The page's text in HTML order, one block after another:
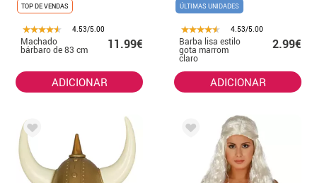
TOP DE VENDAS
4.53/5.00
Machado
bárbaro de 83 cm 11.99€
ADICIONAR
ÚLTIMAS UNIDADES
4.53/5.00
Barba lisa estilo
gota marrom
claro
2.99€
ADICIONAR